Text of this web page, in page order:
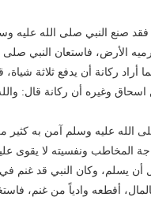
فقد صنع النبي صلى الله عليه
الأرض، فاستعان النبي صلى
ركانة أن يدفع ثلاثة
وغيره أن ركانة قال:
الله عليه وسلم آمن به كثير
المخاطب ونفسيته لا يقوى
أن يسلم، وكان النبي قد غنم
أقطعه وادياً من غنم،